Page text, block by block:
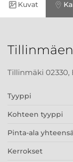
Kuvat
Tillinmäki 02330,
Tyyppi
Kohteen tyyppi
Pinta-ala yhteensä
Kerrokset